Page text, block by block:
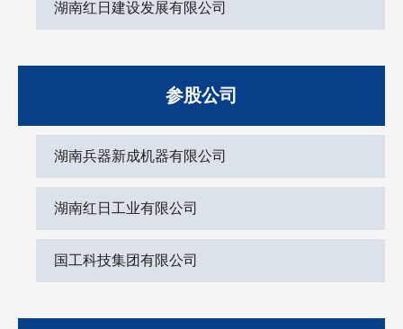
湖南红日建设发展有限公司
参股公司
湖南兵器新成机器有限公司
湖南红日工业有限公司
国工科技集团有限公司